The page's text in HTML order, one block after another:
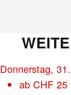
Donnerstag,
abCHF 25